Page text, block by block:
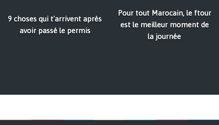
9 choses qui t'arrivent après
avoir passé le permis
Pour tout Marocain, le ftour
est le meilleur moment de
la journée